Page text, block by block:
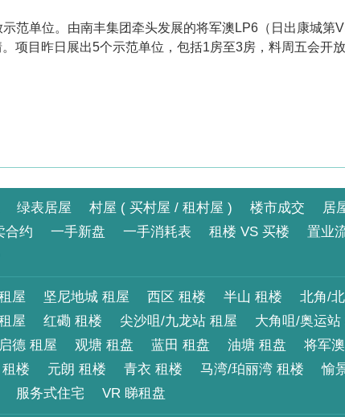
范单位。由南丰集团牵头发展的将军澳LP6（日出康城
项目昨日展出5个示范单位，包括1房至3房，料周五会开放
绿表居屋 村屋 ( 买村屋 / 租村屋 ) 楼市成交 居
合约 一手新盘 一手消耗表 租楼 VS 买楼 置业
屋 坚尼地城 租屋 西区 租楼 半山 租楼 北角/
屋 红磡 租楼 尖沙咀/九龙站 租屋 大角咀/奥运站
启德 租屋 观塘 租盘 蓝田 租盘 油塘 租盘 将军
楼 元朗 租楼 青衣 租楼 马湾/珀丽湾 租楼 愉
服务式住宅 VR 睇租盘